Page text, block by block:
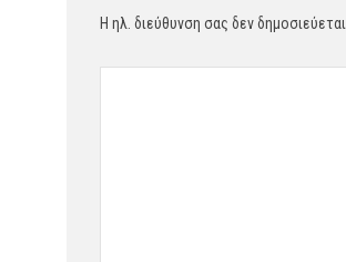
Η ηλ. διεύθυνση σας δεν δημοσιεύεται.